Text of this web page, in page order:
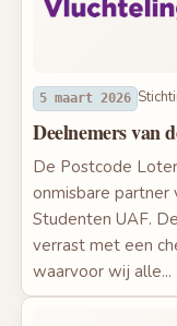
5 maart 2026
Deelnemers van
De Postcode
onmisbare partner
Studenten UAF.
verrast met een
waarvoor wij alle...